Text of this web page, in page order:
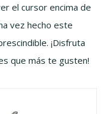
el cursor encima de
vez hecho este
¡Disfruta
que más te gusten!